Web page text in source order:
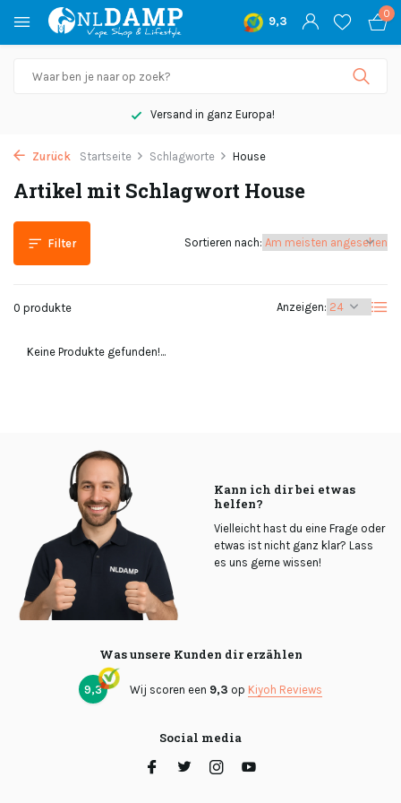
9,3
0
Versand in ganz Europa!
Zurück Startseite Schlagworte House
Artikel mit Schlagwort House
Filter
0 produkte Anzeigen:
Sortieren nach:
Keine Produkte gefunden!...
Kann ich dir bei etwas
helfen?
Vielleicht hast du eine Frage oder
etwas ist nicht ganz klar? Lass
es uns gerne wissen!
Was unsere Kunden dir erzählen
9,3 Wij scoren een 9,3 op Kiyoh Reviews
Social media